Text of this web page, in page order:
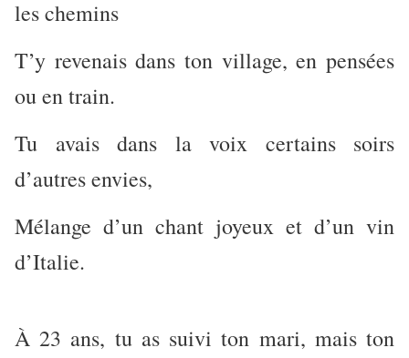
les chemins
T’y revenais dans ton village, en pensées
ou en train.
Tu avais dans la voix certains soirs
d’autres envies,
Mélange d’un chant joyeux et d’un vin
d’Italie.
À 23 ans, tu as suivi ton mari, mais ton